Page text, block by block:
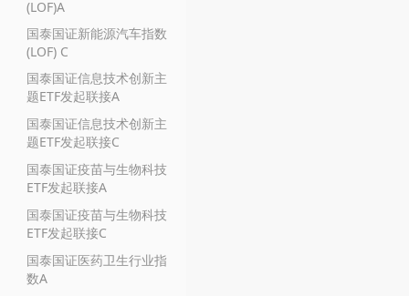
(LOF)A
国泰国证新能源汽车指数
(LOF) C
国泰国证信息技术创新主
题ETF发起联接A
国泰国证信息技术创新主
题ETF发起联接C
国泰国证疫苗与生物科技
ETF发起联接A
国泰国证疫苗与生物科技
ETF发起联接C
国泰国证医药卫生行业指
数A